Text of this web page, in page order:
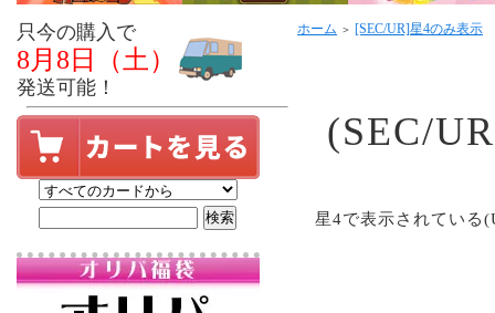
只今の購入で
8月8日（土）
発送可能！
ホーム ＞ [SEC/UR]星4のみ表示
(SEC/
星4で表示されている